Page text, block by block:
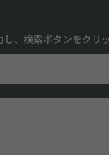
、検索ボタンをクリ